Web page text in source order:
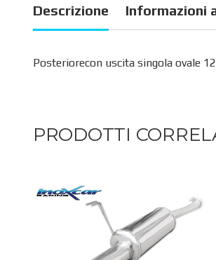
Descrizione Informazioni
Posteriorecon uscita singola ovale
PRODOTTI